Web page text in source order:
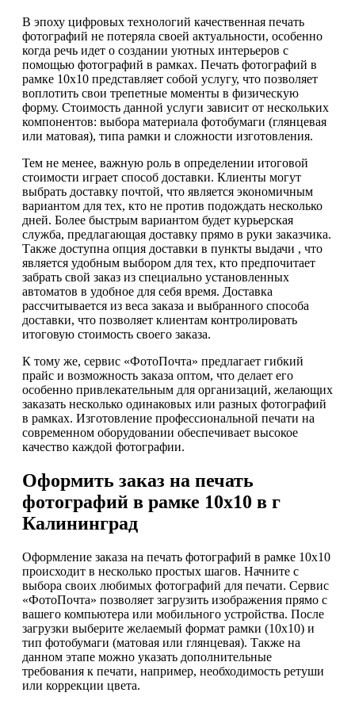
В эпоху цифровых технологий качественная печать
фотографий не потеряла своей актуальности, особенно
когда речь идет о создании уютных интерьеров с
помощью фотографий в рамках. Печать фотографий в
рамке 10х10 представляет собой услугу, что позволяет
воплотить свои трепетные моменты в физическую
форму. Стоимость данной услуги зависит от нескольких
компонентов: выбора материала фотобумаги (глянцевая
или матовая), типа рамки и сложности изготовления.
Тем не менее, важную роль в определении итоговой
стоимости играет способ доставки. Клиенты могут
выбрать доставку почтой, что является экономичным
вариантом для тех, кто не против подождать несколько
дней. Более быстрым вариантом будет курьерская
служба, предлагающая доставку прямо в руки заказчика.
Также доступна опция доставки в пункты выдачи , что
является удобным выбором для тех, кто предпочитает
забрать свой заказ из специально установленных
автоматов в удобное для себя время. Доставка
рассчитывается из веса заказа и выбранного способа
доставки, что позволяет клиентам контролировать
итоговую стоимость своего заказа.
К тому же, сервис «ФотоПочта» предлагает гибкий
прайс и возможность заказа оптом, что делает его
особенно привлекательным для организаций, желающих
заказать несколько одинаковых или разных фотографий
в рамках. Изготовление профессиональной печати на
современном оборудовании обеспечивает высокое
качество каждой фотографии.
Оформить заказ на печать
фотографий в рамке 10х10 в г
Калининград
Оформление заказа на печать фотографий в рамке 10х10
происходит в несколько простых шагов. Начните с
выбора своих любимых фотографий для печати. Сервис
«ФотоПочта» позволяет загрузить изображения прямо с
вашего компьютера или мобильного устройства. После
загрузки выберите желаемый формат рамки (10х10) и
тип фотобумаги (матовая или глянцевая). Также на
данном этапе можно указать дополнительные
требования к печати, например, необходимость ретуши
или коррекции цвета.